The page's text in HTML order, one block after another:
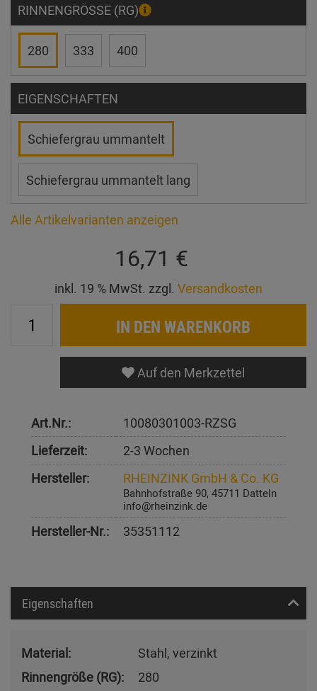
RINNENGRÖSSE (RG)
280 333 400
EIGENSCHAFTEN
Schiefergrau ummantelt
Schiefergrau ummantelt lang
Alle Artikelvarianten anzeigen
16,71 €
inkl. 19 % MwSt. zzgl. Versandkosten
IN DEN WARENKORB
Auf den Merkzettel
Art.Nr.:
10080301003-RZSG
Lieferzeit:
2-3 Wochen
Hersteller:
RHEINZINK GmbH & Co. KG
Bahnhofstraße 90, 45711 Datteln
info@rheinzink.de
Hersteller-Nr.: 35351112
Eigenschaften
Material:
Stahl, verzinkt
Rinnengröße (RG):
280